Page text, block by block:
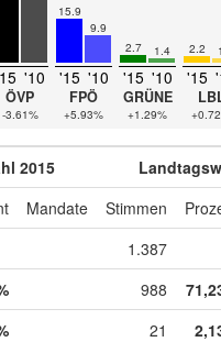
'10
ÖVP
-3.61%
15.9
9.9
'15 '10
FPÖ
+5.93%
2.7 1.4
'15 '10
GRÜNE
+1.29%
2.2
'15
2015
Mandate Stimmen
1.387
988
21